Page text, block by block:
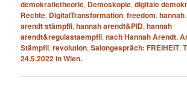
demokratietheorie, Demoskopie,digitale
Rechte, DigitalTransformation,freedom,
arendt stämpfli,hannah arendt&PID,hannah
arendt&regulastaempfli,nach Hannah Arendt.
Stämpfli,revolution,Salongespräch: FREIHEIT,
24.5.2022 in Wien.